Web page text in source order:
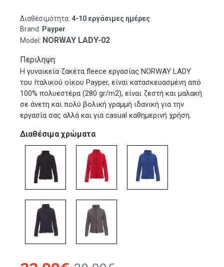
Διαθέσιμότητα: 4-10 εργάσιμες ημέρες
Brand: Payper
Model: NORWAY LADY-02
Περιληψη:
Η γυναικεία ζακέτα fleece εργασίας NORWAY LADY
του Ιταλικού οίκου Payper, είναι κατασκευασμένη από
100% πολυεστέρα (280 gr/m2), είναι ζεστή και μαλακή
σε άνετη και πολύ βολική γραμμή ιδανική για την
εργασία σας αλλά και για casual καθημερινή χρήση.
Διαθέσιμα χρώματα